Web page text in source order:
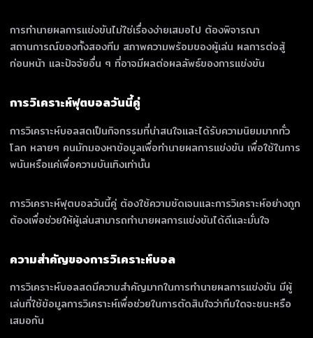
การทำนายผลการแข่งขันไม่ใช่เรื่องง่ายเสมอไป ต้องพิจารณา
สถานการณ์ของทั้งสองทีม สภาพความพร้อมของผู้เล่น ผลการต่อสู้
ก่อนหน้า และปัจจัยอื่น ๆ ที่อาจมีผลต่อผลลัพธ์ของการแข่งขัน
การวิเคราะห์ฟุตบอลวันนี้คู่
การวิเคราะห์บอลสดเป็นกิจกรรมที่น่าสนใจและได้รับความนิยมมากทั่ว
โลก หลายๆ คนมักมองหาข้อมูลเพื่อทำนายผลการแข่งขัน เพื่อใช้ในการ
พนันหรือแค่เพื่อความบันเทิงเท่านั้น
การวิเคราะห์ฟุตบอลวันนี้คู่ ต้องใช้ความชัดเจนและการวิเคราะห์อย่างถูก
ต้องเพื่อช่วยให้ผู้เล่นสามารถทำนายผลการแข่งขันได้ดีและมั่นใจ
ความสำคัญของการวิเคราะห์บอล
การวิเคราะห์บอลสดมีความสำคัญมากในการทำนายผลการแข่งขัน มีผู้
เล่นที่ใช้ข้อมูลการวิเคราะห์เพื่อช่วยในการตัดสินใจว่าทีมใดจะชนะหรือ
เสมอกัน